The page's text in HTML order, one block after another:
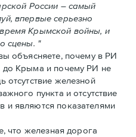
России – самый
впервые серьезно
Крымской войны, и
сцены. "
объясняете, почему в РИ
до Крыма и почему РИ не
отсутствие железной
пункта и отсутствие
и являются показателями
что железная дорога